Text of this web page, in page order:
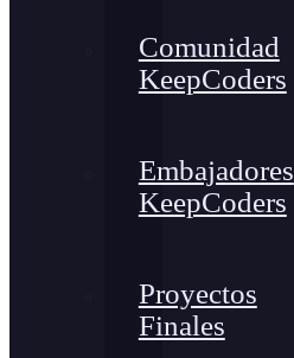
Comunidad
KeepCoders
Embajadores
KeepCoders
Proyectos
Finales